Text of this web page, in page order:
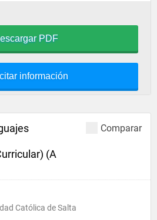
PDF
información
Comparar
(A
Católica de Salta